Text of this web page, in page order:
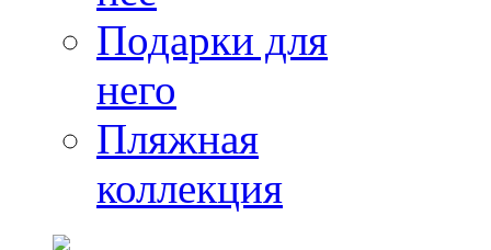
Подарки для
него
Пляжная
коллекция